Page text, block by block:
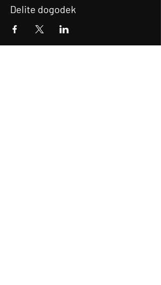
Delite dogodek